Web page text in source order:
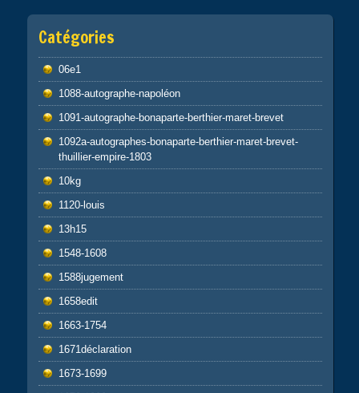
Catégories
06e1
1088-autographe-napoléon
1091-autographe-bonaparte-berthier-maret-brevet
1092a-autographes-bonaparte-berthier-maret-brevet-
thuillier-empire-1803
10kg
1120-louis
13h15
1548-1608
1588jugement
1658edit
1663-1754
1671déclaration
1673-1699